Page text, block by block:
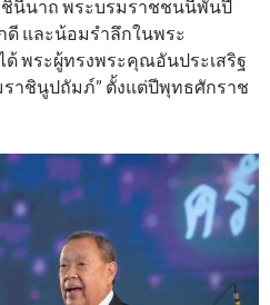
ชินีนาถ พระบรมราชชนนีพันปี
ดี และน้อมรำลึกในพระ
พระผู้ทรงพระคุณอันประเสริฐ
ราชินูปถัมภ์” ตั้งแต่ปีพุทธศักราช